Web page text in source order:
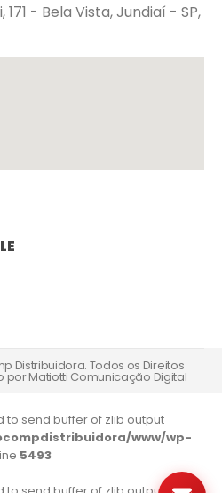
171 - Bela Vista, Jundiaí - SP,
Distribuidora. Todos os Direitos
porMatiotti Comunicação Digital
to send buffer of zlib output
www/wp-
5493